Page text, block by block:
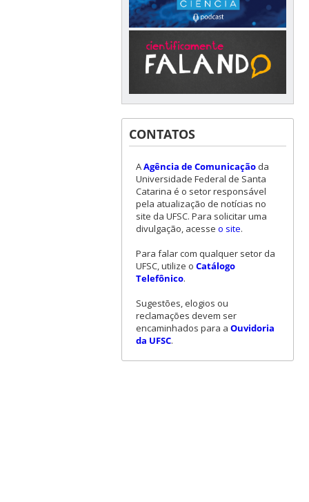
CONTATOS
AAgência de Comunicaçãoda
Universidade Federal de Santa
Catarina é o setor responsável
pela atualização de notícias no
site da UFSC. Para solicitar uma
divulgação, acesse o site.
Para falar com qualquer setor da
UFSC, utilize o Catálogo
Telefônico.
Sugestões, elogios ou
reclamações devem ser
encaminhados para a Ouvidoria
da UFSC.